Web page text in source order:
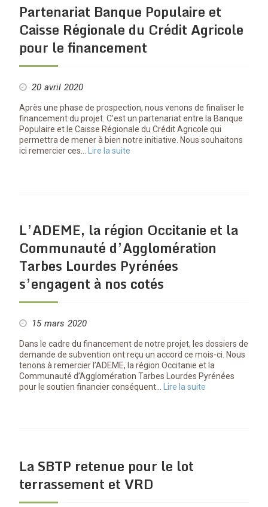
Partenariat Banque Populaire et
Caisse Régionale du Crédit Agricole
pour le financement
20 avril 2020
Après une phase de prospection, nous venons de finaliser le
financement du projet. C’est un partenariat entre la Banque
Populaire et le Caisse Régionale du Crédit Agricole qui
permettra de mener à bien notre initiative. Nous souhaitons
ici remercier ces…
Lire la suite
L’ADEME, la région Occitanie et la
Communauté d’Agglomération
Tarbes Lourdes Pyrénées
s’engagent à nos cotés
15 mars 2020
Dans le cadre du financement de notre projet, les dossiers de
demande de subvention ont reçu un accord ce mois-ci. Nous
tenons à remercier l’ADEME, la région Occitanie et la
Communauté d’Agglomération Tarbes Lourdes Pyrénées
pour le soutien financier conséquent…
Lire la suite
La SBTP retenue pour le lot
terrassement et VRD